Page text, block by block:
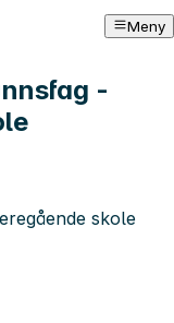
Meny
-
skole